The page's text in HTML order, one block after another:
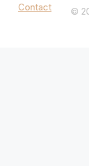
Contact ©